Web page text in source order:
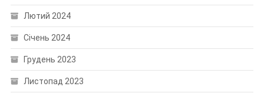
Лютий 2024
Січень 2024
Грудень 2023
Листопад 2023